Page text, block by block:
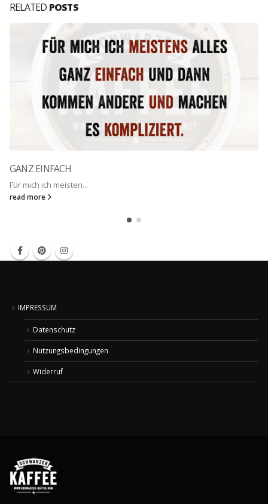
RELATED POSTS
GANZ EINFACH
Für mich ich meisten...
read more
IMPRESSUM
Datenschutz
Nutzungsbedingungen
Widerruf